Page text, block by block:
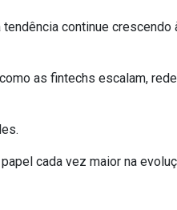
continue crescendo
as fintechs escalam,
cada vez maior na